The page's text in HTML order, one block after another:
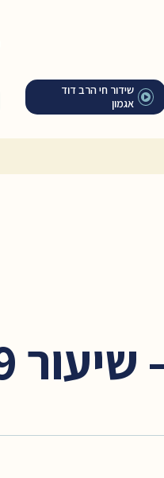
שידור חי הרב דוד
אגמון
29